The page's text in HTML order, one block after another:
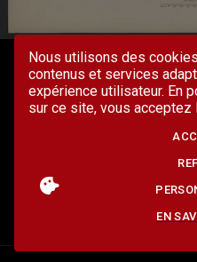
Nous utilisons des
contenus et services
expérience utilisateur. En
sur ce site, vous
EN